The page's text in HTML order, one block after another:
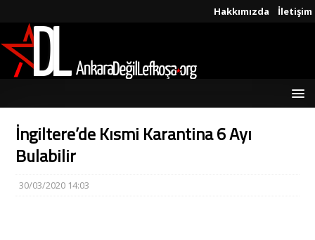
Hakkımızda İletişim
İngiltere’de Kısmi Karantina 6 Ayı
Bulabilir
30/03/2020 14:03